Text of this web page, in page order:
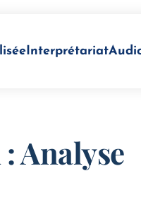
Interprétariat
Analyse